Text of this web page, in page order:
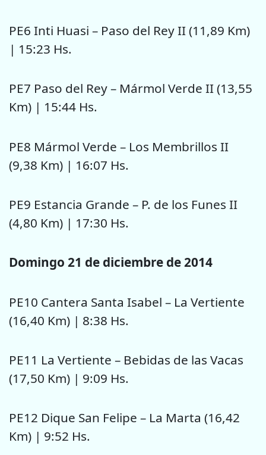
PE6 Inti Huasi – Paso del Rey II (11,89 Km)
| 15:23 Hs.
PE7 Paso del Rey – Mármol Verde II (13,55
Km) | 15:44 Hs.
PE8 Mármol Verde – Los Membrillos II
(9,38 Km) | 16:07 Hs.
PE9 Estancia Grande – P. de los Funes II
(4,80 Km) | 17:30 Hs.
Domingo 21 de diciembre de 2014
PE10 Cantera Santa Isabel – La Vertiente
(16,40 Km) | 8:38 Hs.
PE11 La Vertiente – Bebidas de las Vacas
(17,50 Km) | 9:09 Hs.
PE12 Dique San Felipe – La Marta (16,42
Km) | 9:52 Hs.